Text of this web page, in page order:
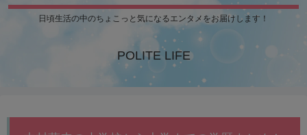
日頃生活の中のちょこっと気になるエンタメをお届けします！
POLITE LIFE